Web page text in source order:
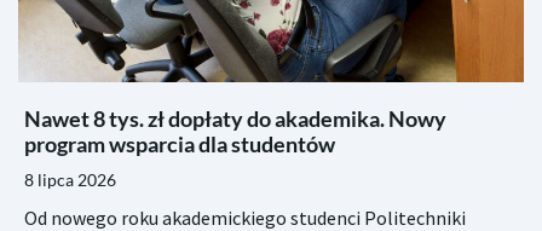
Nawet 8 tys. zł dopłaty do akademika. Nowy
program wsparcia dla studentów
8 lipca 2026
Od nowego roku akademickiego studenci Politechniki